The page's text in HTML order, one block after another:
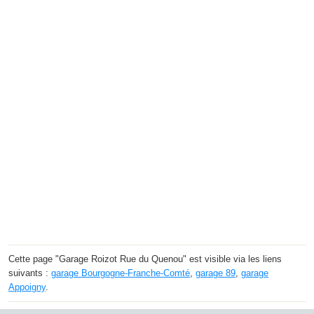
Cette page "Garage Roizot Rue du Quenou" est visible via les liens
suivants : garage Bourgogne-Franche-Comté garage 89 garage
Appoigny.